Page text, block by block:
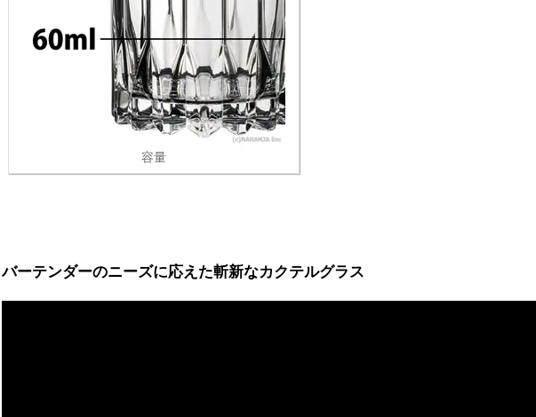
容量
バーテンダーのニーズに応えた斬新なカクテルグラス